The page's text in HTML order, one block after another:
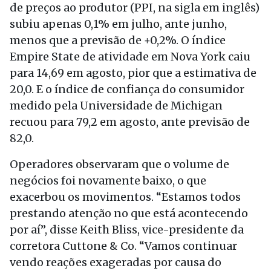
de preços ao produtor (PPI, na sigla em inglês)
subiu apenas 0,1% em julho, ante junho,
menos que a previsão de +0,2%. O índice
Empire State de atividade em Nova York caiu
para 14,69 em agosto, pior que a estimativa de
20,0. E o índice de confiança do consumidor
medido pela Universidade de Michigan
recuou para 79,2 em agosto, ante previsão de
82,0.
Operadores observaram que o volume de
negócios foi novamente baixo, o que
exacerbou os movimentos. “Estamos todos
prestando atenção no que está acontecendo
por aí”, disse Keith Bliss, vice-presidente da
corretora Cuttone & Co. “Vamos continuar
vendo reações exageradas por causa do